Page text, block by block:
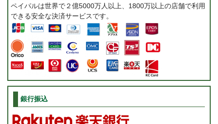
ペイパルは世界で２億5000万人以上、1800万以上の店舗で利用
できる安全な決済サービスです。
銀行振込